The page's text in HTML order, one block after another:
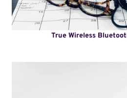
True Wireless